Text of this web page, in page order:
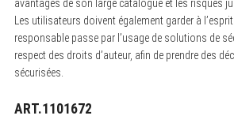
avantages de son large catalogue et les risques
Les utilisateurs doivent également garder à
responsable passe par l’usage de solutions de
respect des droits d’auteur, afin de prendre des
sécurisées.
ART.1101672